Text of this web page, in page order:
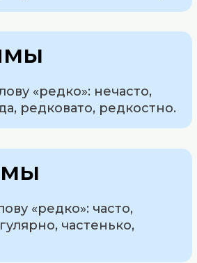
«редко»: нечасто,
редковато, редкостно.
«редко»: часто,
частенько,